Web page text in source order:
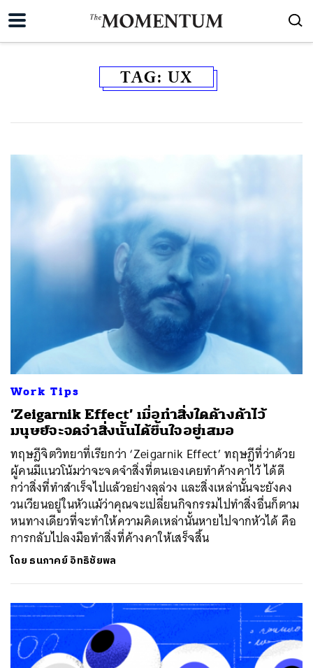
TAG: UX
Work Tips
‘Zeigarnik Effect’ เมื่อทำสิ่งใดค้างค้าไว้
มนุษย์จะจดจำสิ่งนั้นได้ขึ้นใจอยู่เสมอ
ทฤษฎีจิตวิทยาที่เรียกว่า ‘Zeigarnik Effect’ ทฤษฎีที่ว่าด้วย
ผู้คนมีแนวโน้มว่าจะจดจำสิ่งที่ตนเองเคยทำค้างคาไว้ ได้ดี
กว่าสิ่งที่ทำสำเร็จไปแล้วอย่างลุล่วง และสิ่งเหล่านั้นจะยังคง
วนเวียนอยู่ในหัวแม้ว่าคุณจะเปลี่ยนกิจกรรมไปทำสิ่งอื่นก็ตาม
หนทางเดียวที่จะทำให้ความคิดเหล่านั้นหายไปจากหัวได้ คือ
การกลับไปลงมือทำสิ่งที่ค้างคาให้เสร็จสิ้น
โดย ธนภาคย์ อิทธิชัยพล